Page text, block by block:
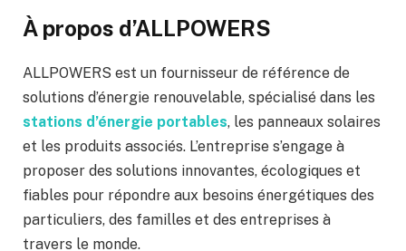
À propos d’ALLPOWERS
ALLPOWERS est un fournisseur de référence de
solutions d’énergie renouvelable, spécialisé dans les
stations d’énergie portables, les panneaux solaires
et les produits associés. L’entreprise s’engage à
proposer des solutions innovantes, écologiques et
fiables pour répondre aux besoins énergétiques des
particuliers, des familles et des entreprises à
travers le monde.